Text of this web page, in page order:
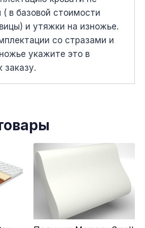
в базовой стоимости
и утяжки на изножье.
со стразами и
укажите это в
заказу.